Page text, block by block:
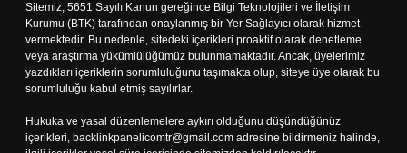
Sitemiz, 5651 Sayılı Kanun gereğince Bilgi Teknolojileri ve İletişim
Kurumu (BTK) tarafından onaylanmış bir Yer Sağlayıcı olarak hizmet
vermektedir. Bu nedenle, sitedeki içerikleri proaktif olarak denetleme
veya araştırma yükümlülüğümüz bulunmamaktadır. Ancak, üyelerimiz
yazdıkları içeriklerin sorumluluğunu taşımakta olup, siteye üye olarak bu
sorumluluğu kabul etmiş sayılırlar.
Hukuka ve yasal düzenlemelere aykırı olduğunu düşündüğünüz
içerikleri, backlinkpanelicomtr@gmail.com adresine bildirmeniz halinde,